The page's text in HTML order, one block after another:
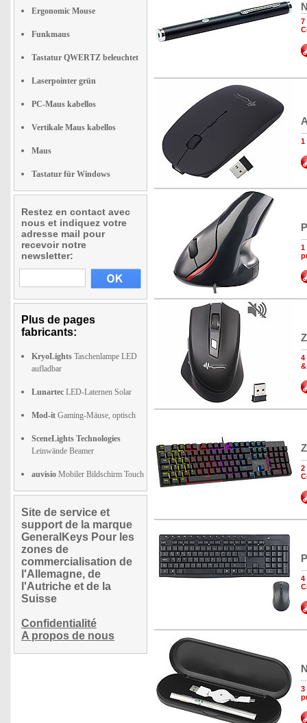
Ergonomic Mouse
Funkmaus
Tastatur QWERTZ beleuchtet
Laserpointer grün
PC-Maus kabellos
Vertikale Maus kabellos
Maus
Tastatur für Windows
Restez en contact avec
nous et indiquez votre
adresse mail pour
recevoir notre
newsletter:
Plus de pages
fabricants:
KryoLights Taschenlampe LED
aufladbar
Lunartec LED-Laternen Solar
Mod-it Gaming-Mäuse, optisch
SceneLights Technologies
Leinwände Beamer
auvisio Mobiler Bildschirm Touch
Site de service et
support de la marque
GeneralKeys Pour les
zones de
commercialisation de
l'Allemagne, de
l'Autriche et de la
Suisse
Confidentialité
A propos de nous
7
1
1
4
2
4
3